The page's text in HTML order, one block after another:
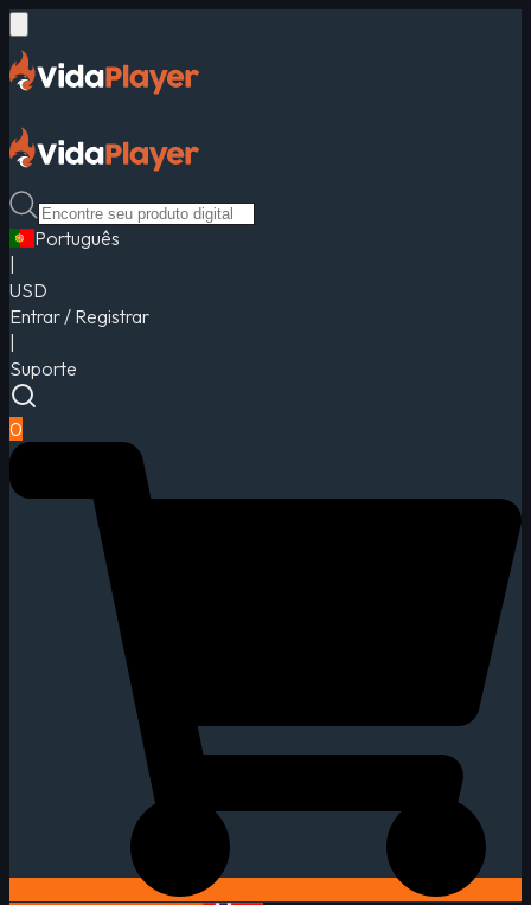
Português
USD
Entrar / Registrar
Suporte
0